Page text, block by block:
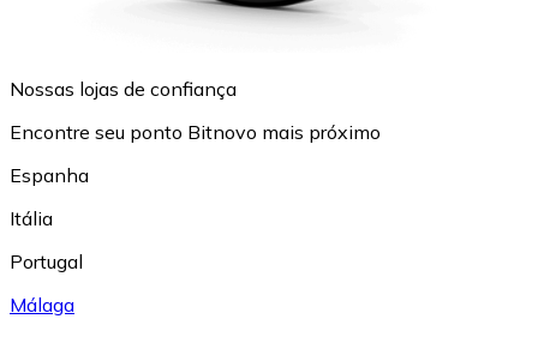
Nossas lojas de confiança
Encontre seu ponto Bitnovo mais próximo
Espanha
Itália
Portugal
Málaga